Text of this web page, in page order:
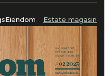
Estate magasin